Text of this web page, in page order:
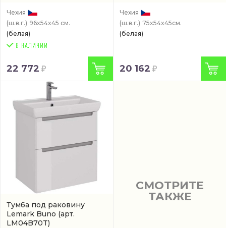
Чехия
(ш.в.г.) 96x54x45 см.
(белая)
22 772
Чехия
(ш.в.г.) 75x54x45см.
(белая)
20 162
Тумба под раковину
Lemark Buno (арт.
LM04B70T)
СМОТРИТЕ
ТАКЖЕ